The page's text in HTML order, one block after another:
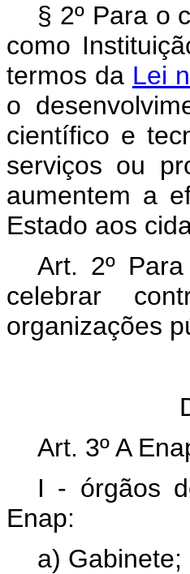
§ 2º Para o
como
termos da Lei
o
científico e
serviços ou
aumentem a
Estado aos
Art. 2º
celebrar
organizações
Art. 3º A
I - órgãos
Enap:
a) Gabinete;